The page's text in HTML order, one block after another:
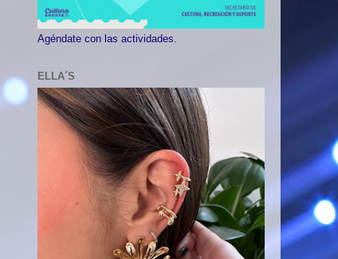
Agéndate con las actividades.
ELLA´S